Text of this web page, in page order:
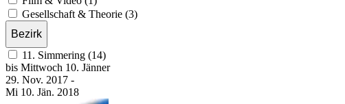
Gesellschaft & Theorie (3)
Bezirk
11. Simmering (14)
bis Mittwoch 10. Jänner
29. Nov. 2017 -
Mi 10. Jän. 2018